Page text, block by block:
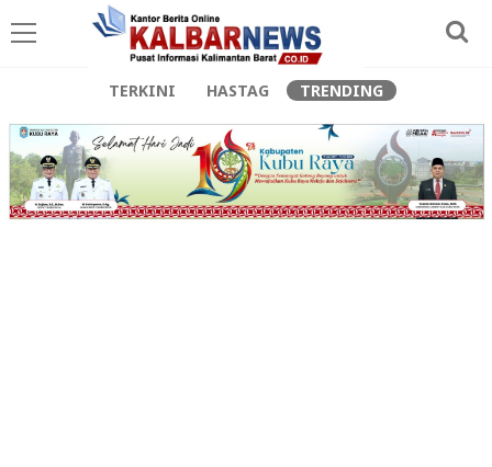
TERKINI HASTAG TRENDING